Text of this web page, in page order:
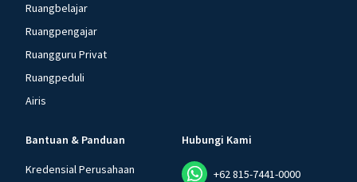
Ruangbelajar
Ruangpengajar
Ruangguru Privat
Ruangpeduli
Airis
Bantuan & Panduan
Kredensial Perusahaan
Hubungi Kami
+62 815-7441-0000